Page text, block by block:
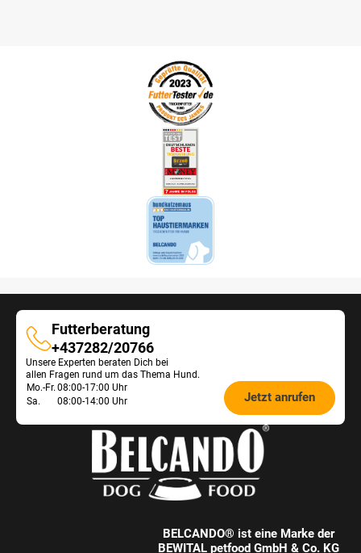
Futterberatung
Futterberatung
+437282/20766
Unsere Experten beraten Dich bei
allen Fragen rund um das Thema Hund.
Öffnungszeiten
Mo.-Fr. 08:00-17:00 Uhr
Sa.
08:00-14:00 Uhr Jetzt anrufen
BELCANDO® ist eine Marke der
BEWITAL petfood GmbH & Co. KG